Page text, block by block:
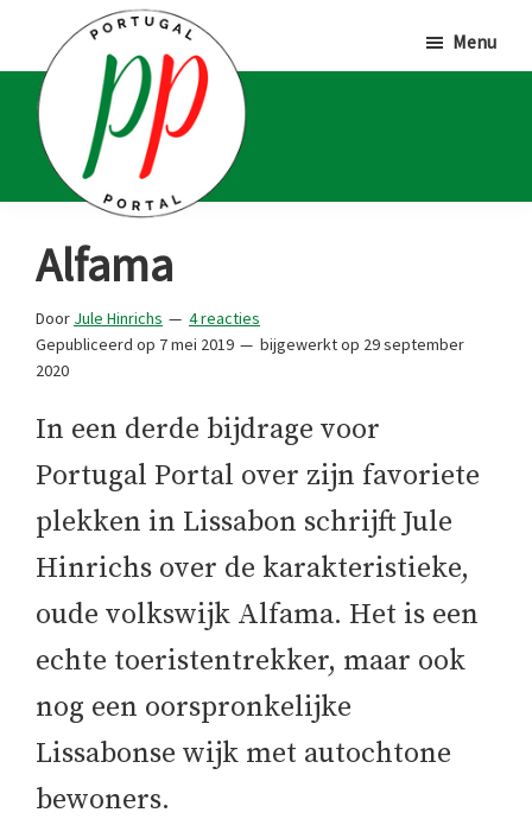
hoofd
inhoud
eerste
sidebar
voettekst
Portal
Voor
Portugalliefhebbers
en
-
Menu
Alfama
Door Jule Hinrichs
4 reacties
Gepubliceerd op 7 mei 2019 bijgewerkt op 29 september
2020
In een derde bijdrage voor
Portugal Portal over zijn favoriete
plekken in Lissabon schrijft Jule
Hinrichs over de karakteristieke,
oude volkswijk Alfama. Het is een
echte toeristentrekker, maar ook
nog een oorspronkelijke
Lissabonse wijk met autochtone
bewoners.